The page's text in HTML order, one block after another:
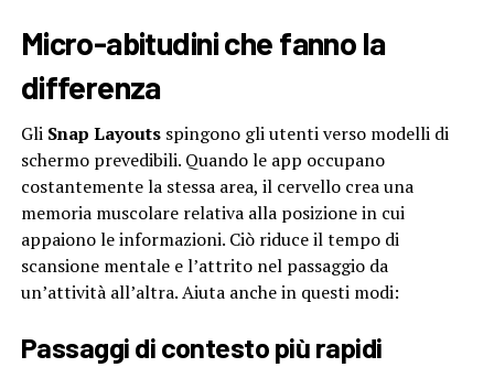
Micro-abitudini che fanno la
differenza
Gli Snap Layoutsspingono gli utenti verso modelli di
schermo prevedibili. Quando le app occupano
costantemente la stessa area, il cervello crea una
memoria muscolare relativa alla posizione in cui
appaiono le informazioni. Ciò riduce il tempo di
scansione mentale e l’attrito nel passaggio da
un’attività all’altra. Aiuta anche in questi modi:
Passaggi di contesto più rapidi